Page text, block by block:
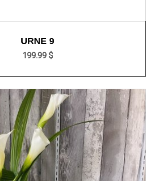
URNE 9
199.99 $